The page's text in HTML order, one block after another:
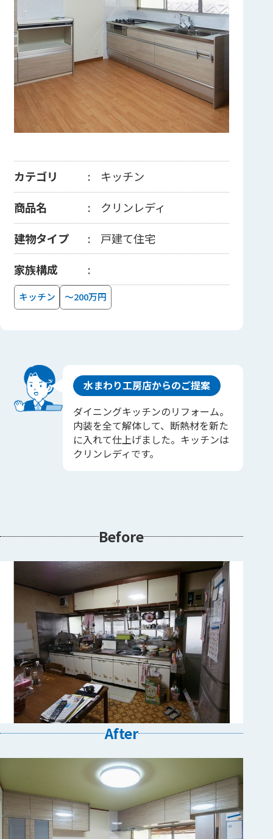
カテゴリ
キッチン
商品名
クリンレディ
建物タイプ
戸建て住宅
家族構成
キッチン ～200万円
水まわり工房店からのご提案
ダイニングキッチンのリフォーム。
内装を全て解体して、断熱材を新た
に入れて仕上げました。キッチンは
クリンレディです。
Before
After